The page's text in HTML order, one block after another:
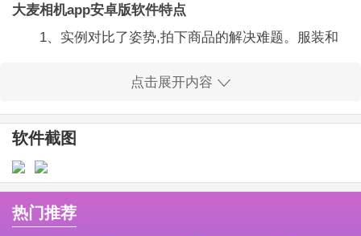
大麦相机app安卓版软件特点
1、实例对比了姿势,拍下商品的解决难题。服装和
2、帮助各种卖家拍摄一些卖家秀。
大麦相机app安卓版软件亮点
1、大麦相机app安卓版为用户们提供良好优质的服
务，让每一个用户都能在软件中获取最好，最舒适的体
验。
点击展开内容
软件截图
热门推荐